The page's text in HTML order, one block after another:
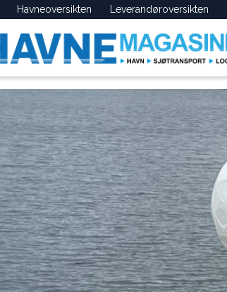
Havneoversikten Leverandøroversikten